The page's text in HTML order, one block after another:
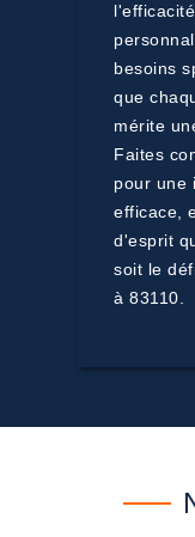
besoins
que
mérite
Faites
pour une
efficace,
d'esprit
soit le
à 83110.